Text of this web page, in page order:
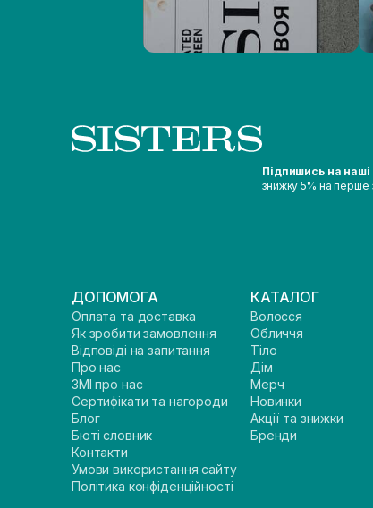
Підпишись на наші
знижку 5% на перше
ДОПОМОГА
Оплата та доставка
Як зробити замовлення
Відповіді на запитання
Про нас
ЗМІ про нас
Сертифікати та нагороди
Блог
Бюті словник
Контакти
Умови використання сайту
Політика конфіденційності
КАТАЛОГ
Волосся
Обличчя
Тіло
Дім
Мерч
Новинки
Акції та знижки
Бренди